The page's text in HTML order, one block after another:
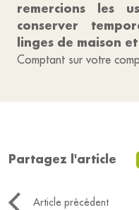
remercions les
conserver
linges de maison
Comptant sur votre
Partagez l'article
Article précédent